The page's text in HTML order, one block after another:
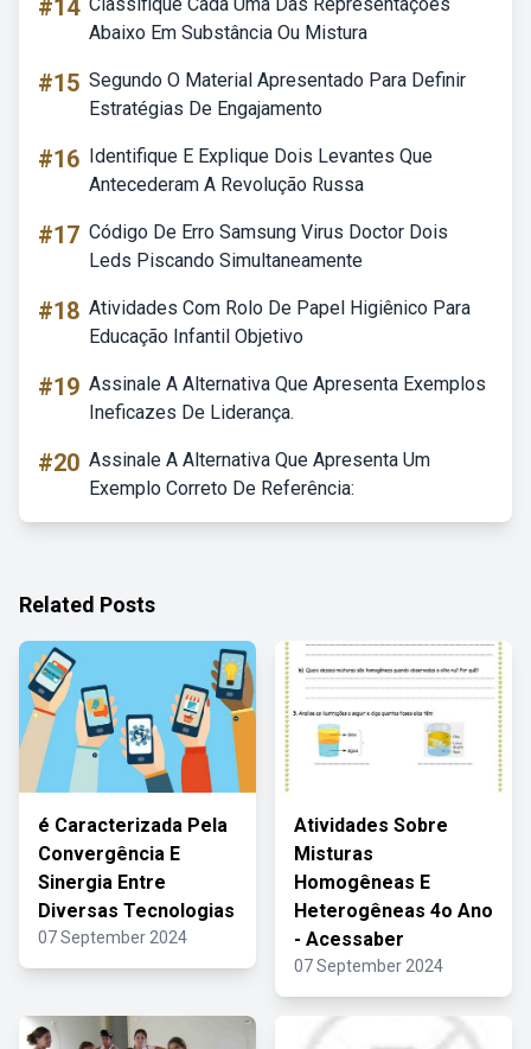
#14
Abaixo Em Substância Ou Mistura
#15 Segundo O Material Apresentado Para Definir
Estratégias De Engajamento
#16 Identifique E Explique Dois Levantes Que
Antecederam A Revolução Russa
#17 Código De Erro Samsung Virus Doctor Dois
Leds Piscando Simultaneamente
#18 Atividades Com Rolo De Papel Higiênico Para
Educação Infantil Objetivo
#19 Assinale A Alternativa Que Apresenta Exemplos
Ineficazes De Liderança.
#20 Assinale A Alternativa Que Apresenta Um
Exemplo Correto De Referência:
Related Posts
é Caracterizada Pela
Convergência E
Sinergia Entre
Diversas Tecnologias
07 September 2024
Atividades Sobre
Misturas
Homogêneas E
Heterogêneas 4o Ano
- Acessaber
07 September 2024